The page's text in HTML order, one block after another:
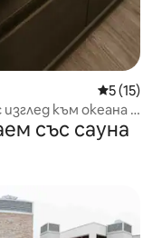
Средна
5 (15)
към океана |
със сауна